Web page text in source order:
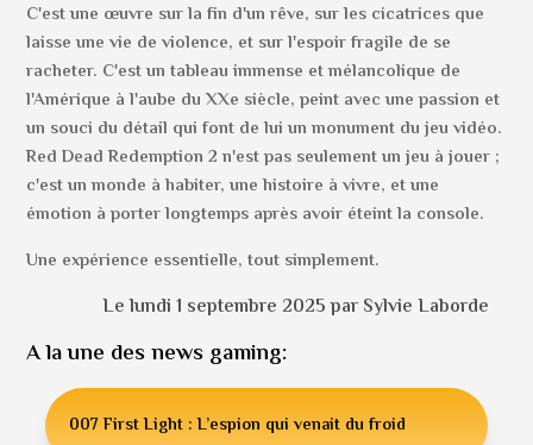
C'est une œuvre sur la fin d'un rêve, sur les cicatrices que
laisse une vie de violence, et sur l'espoir fragile de se
racheter. C'est un tableau immense et mélancolique de
l'Amérique à l'aube du XXe siècle, peint avec une passion et
un souci du détail qui font de lui un monument du jeu vidéo.
Red Dead Redemption 2 n'est pas seulement un jeu à jouer ;
c'est un monde à habiter, une histoire à vivre, et une
émotion à porter longtemps après avoir éteint la console.
Une expérience essentielle, tout simplement.
Le lundi 1 septembre 2025 par Sylvie Laborde
A la une des news gaming:
007 First Light : L’espion qui venait du froid